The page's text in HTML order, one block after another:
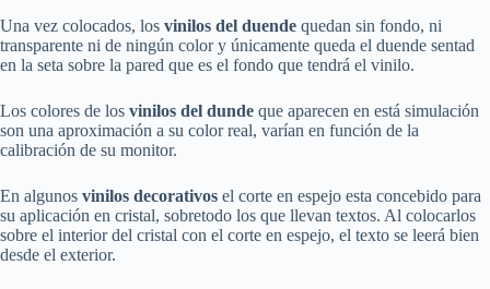
Una vez colocados, los vinilos del duende quedan sin fondo, ni
transparente ni de ningún color y únicamente queda el duende sentad
en la seta sobre la pared que es el fondo que tendrá el vinilo.
Los colores de los vinilos del dunde que aparecen en está simulación
son una aproximación a su color real, varían en función de la
calibración de su monitor.
En algunos vinilos decorativos el corte en espejo esta concebido para
su aplicación en cristal, sobretodo los que llevan textos. Al colocarlos
sobre el interior del cristal con el corte en espejo, el texto se leerá bien
desde el exterior.